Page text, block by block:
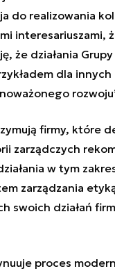
do realizowania
że działania
dla
rozwoju
firmy, które
zarządczych
w tym
zarządzania
swoich działań
proces